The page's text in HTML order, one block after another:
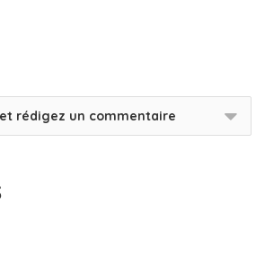
rédigez un commentaire